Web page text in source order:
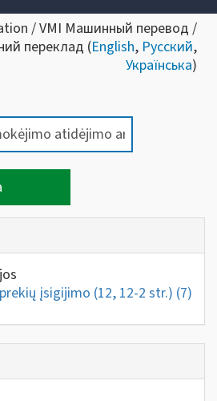
/ VMI Машинный перевод /
переклад (English, Русский,
Українська)
įsigijimo (12, 12-2 str.) (7)